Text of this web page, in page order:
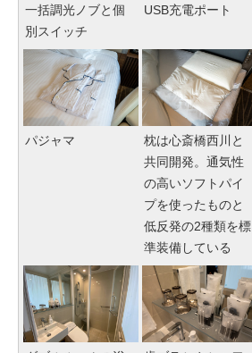
一括調光ノブと個
別スイッチ
USB充電ポート
パジャマ
枕は心斎橋西川と
共同開発。通気性
の高いソフトパイ
プを使ったものと
低反発の2種類を標
準装備している